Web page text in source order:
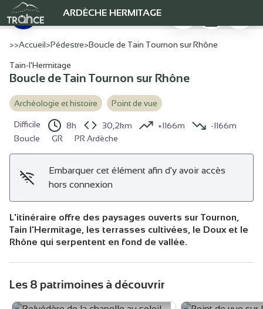
ARDÈCHE HERMITAGE
Boucle de Tain Tournon sur Rhône
Voir l'image en plein écran
>>Accueil>Pédestre>Boucle de Tain Tournon sur Rhône
Tain-l'Hermitage
Boucle de Tain Tournon sur Rhône
Archéologie et histoire Point de vue
Difficile 8h 30,2km +1166m
-1166m
Boucle
GR PR Ardèche
Embarquer cet élément afin d'y avoir accès
hors connexion
L'itinéraire offre des paysages ouverts sur Tournon,
Tain l'Hermitage, les terrasses cultivées, le Doux et le
Rhône qui serpentent en fond de vallée.
Les 8 patrimoines à découvrir